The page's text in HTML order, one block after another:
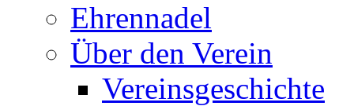
Ehrennadel
Über den Verein
Vereinsgeschichte